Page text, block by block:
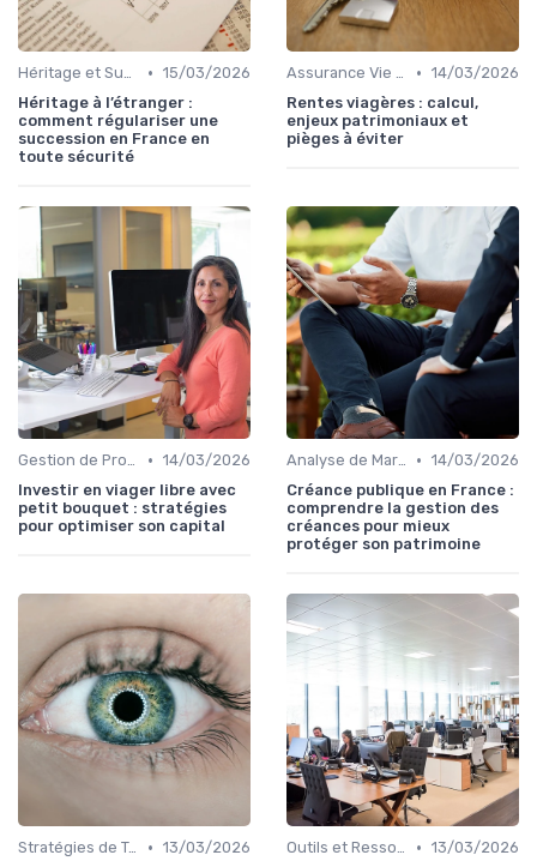
Héritage et Succession • 15/03/2026
Héritage à l’étranger :
comment régulariser une
succession en France en
toute sécurité
Assurance Vie et Épargne • 14/03/2026
Rentes viagères : calcul,
enjeux patrimoniaux et
pièges à éviter
Gestion de Propriété • 14/03/2026
Investir en viager libre avec
petit bouquet : stratégies
pour optimiser son capital
Analyse de Marché • 14/03/2026
Créance publique en France :
comprendre la gestion des
créances pour mieux
protéger son patrimoine
Stratégies de Trading • 13/03/2026
Outils et Ressources Financières • 13/03/2026